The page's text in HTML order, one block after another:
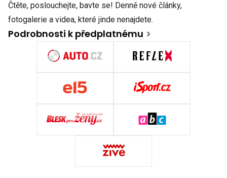
Čtěte, poslouchejte, bavte se! Denně nové články,
fotogalerie a videa, které jinde nenajdete.
Podrobnosti k předplatnému